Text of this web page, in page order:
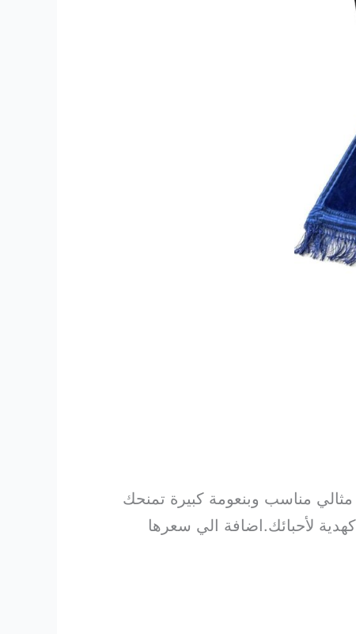
مناسب وبنعومة كبيرة تمنحك
يجعلها اختيار مثالي كهدية لأحبائك.اضافة الي سعرها